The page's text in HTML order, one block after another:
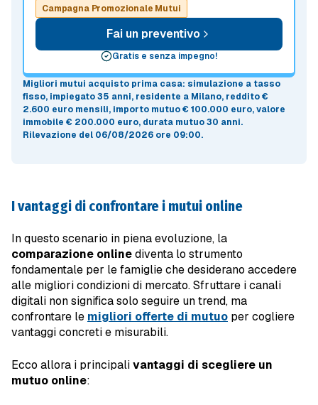
Campagna Promozionale Mutui
Fai un preventivo
Gratis e senza impegno!
Migliori mutui acquisto prima casa: simulazione a tasso
fisso, impiegato 35 anni, residente a Milano, reddito €
2.600 euro mensili, importo mutuo€ 100.000 euro, valore
immobile € 200.000 euro, durata mutuo30 anni.
Rilevazione del 06/08/2026 ore 09:00.
I vantaggi di confrontare i mutui online
In questo scenario in piena evoluzione, la
comparazione onlinediventa lo strumento
fondamentale per le famiglie che desiderano accedere
alle migliori condizioni di mercato. Sfruttare i canali
digitali non significa solo seguire un trend, ma
confrontare le migliori offerte di mutuo per cogliere
vantaggi concreti e misurabili.
Ecco allora i principalivantaggi di scegliere un
mutuo online: